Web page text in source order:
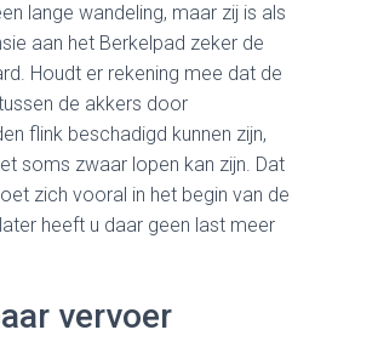
lange wandeling, maar zij is als
aan het Berkelpad zeker de
Houdt er rekening mee dat de
de akkers door
flink beschadigd kunnen zijn,
soms zwaar lopen kan zijn. Dat
zich vooral in het begin van de
heeft u daar geen last meer
vervoer